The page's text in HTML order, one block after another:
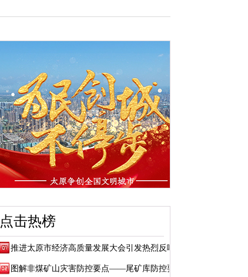
点击热榜
推进太原市经济高质量发展大会引发热烈反响
图解非煤矿山灾害防控要点——尾矿库防控要点